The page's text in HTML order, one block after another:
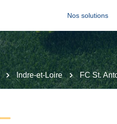
Nos solutions
Indre-et-Loire FC St.